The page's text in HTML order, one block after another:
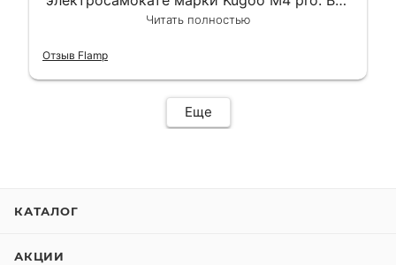
сделали в лучшем виде и в максимально
гарантии, поэтому и обратился в этот
Читать полностью
Отзыв Flamp
Еще
КАТАЛОГ
АКЦИИ